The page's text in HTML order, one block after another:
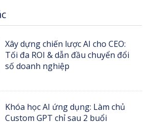
Xây dựng chiến lược AI cho CEO:
Tối đa ROI & dẫn đầu chuyển đổi
số doanh nghiệp
Khóa học AI ứng dụng: Làm chủ
Custom GPT chỉ sau 2 buổi